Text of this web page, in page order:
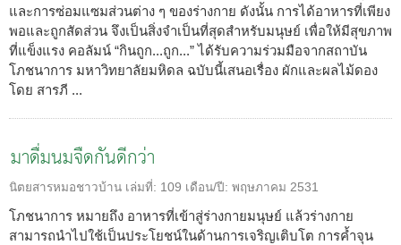
และการซ่อมแซมส่วนต่าง ๆ ของร่างกาย ดังนั้น การได้อาหารที่เพียง
พอและถูกสัดส่วน จึงเป็นสิ่งจำเป็นที่สุดสำหรับมนุษย์ เพื่อให้มีสุขภาพ
ที่แข็งแรง คอลัมน์ “กินถูก...ถูก...” ได้รับความร่วมมือจากสถาบัน
โภชนาการ มหาวิทยาลัยมหิดล ฉบับนี้เสนอเรื่อง ผักและผลไม้ดอง
โดย สารภี ...
มาดื่มนมจืดกันดีกว่า
นิตยสารหมอชาวบ้าน เล่มที่: 109 เดือน/ปี: พฤษภาคม 2531
โภชนาการ หมายถึง อาหารที่เข้าสู่ร่างกายมนุษย์ แล้วร่างกาย
สามารถนำไปใช้เป็นประโยชน์ในด้านการเจริญเติบโต การค้ำจุน